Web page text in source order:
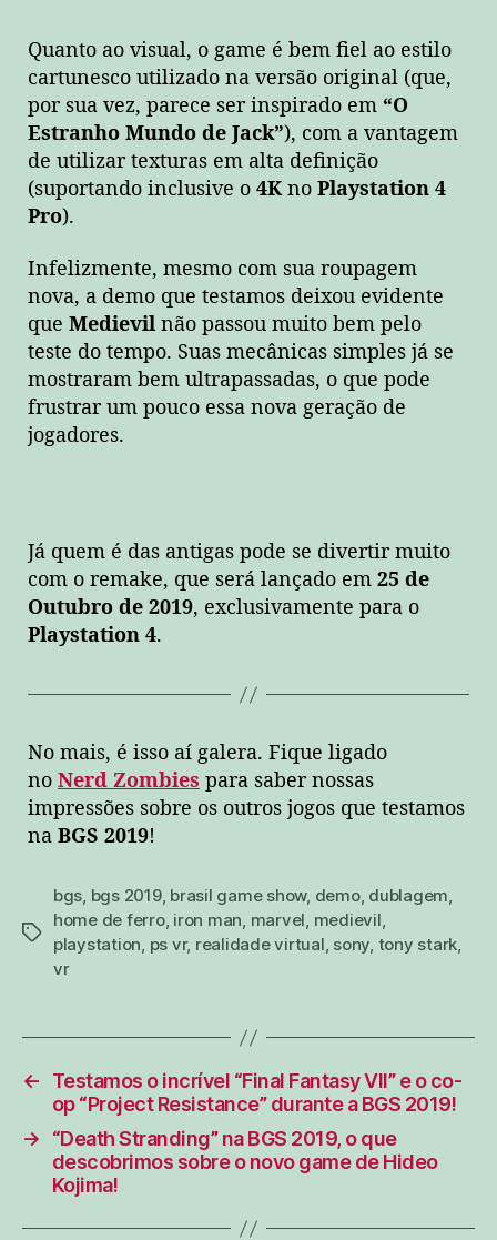
Quanto ao visual, o game é bem fiel ao estilo
cartunesco utilizado na versão original (que,
por sua vez, parece ser inspirado em “O
Estranho Mundo de Jack”), com a vantagem
de utilizar texturas em alta definição
(suportando inclusive o 4Kno Playstation 4
Pro).
Infelizmente, mesmo com sua roupagem
nova, a demo que testamos deixou evidente
que Medievil não passou muito bem pelo
teste do tempo. Suas mecânicas simples já se
mostraram bem ultrapassadas, o que pode
frustrar um pouco essa nova geração de
jogadores.
Já quem é das antigas pode se divertir muito
com o remake, que será lançado em 25 de
Outubro de 2019, exclusivamente para o
Playstation 4.
No mais, é isso aí galera. Fique ligado
no Nerd Zombies para saber nossas
impressões sobre os outros jogos que testamos
na BGS 2019!
tags
bgs, bgs 2019, brasil game show, demo, dublagem,
home de ferro, iron man, marvel, medievil,
playstation, ps vr, realidade virtual, sony, tony stark,
vr
←
Testamos o incrível “Final Fantasy VII” e o co-
op “Project Resistance” durante a BGS 2019!
→
“Death Stranding” na BGS 2019, o que
descobrimos sobre o novo game de Hideo
Kojima!